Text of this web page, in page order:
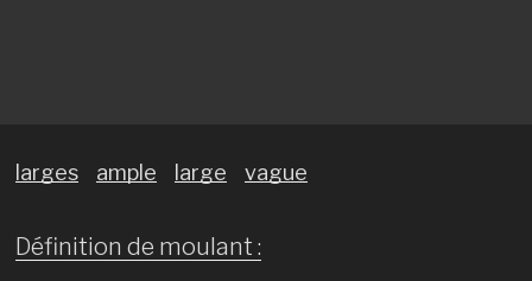
larges ample large vague
Définition de moulant :